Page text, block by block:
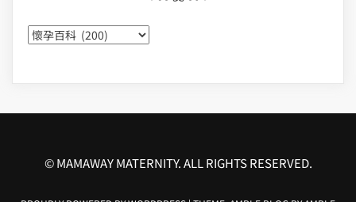
所
有
章
© MAMAWAY MATERNITY. ALL RIGHTS RESERVED.